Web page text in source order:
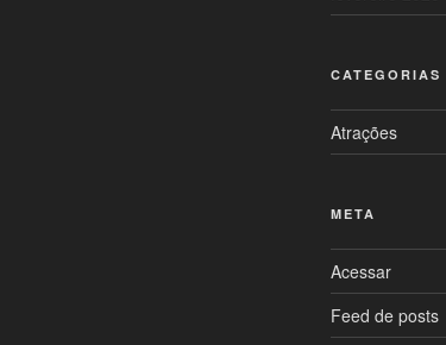
CATEGORIAS
Atrações
META
Acessar
Feed de posts